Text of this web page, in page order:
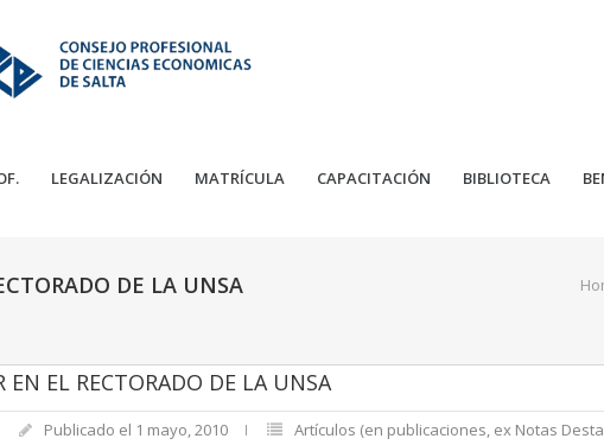
LEGALIZACIÓN MATRÍCULA CAPACITACIÓN BIBLIOTECA
DE LA UNSA
EL RECTORADO DE LA UNSA
Publicado el 1 mayo, 2010 Artículos (en publicaciones, ex Notas